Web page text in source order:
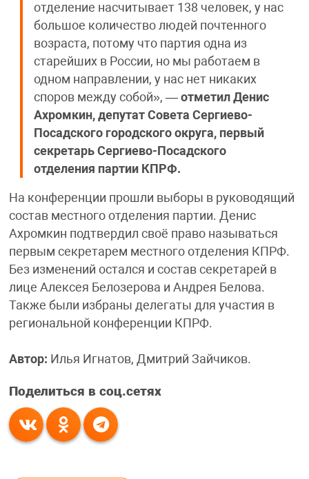
отделение насчитывает 138 человек, у нас
большое количество людей почтенного
возраста, потому что партия одна из
старейших в России, но мы работаем в
одном направлении, у нас нет никаких
споров между собой», — отметил Денис
Ахромкин, депутат Совета Сергиево-
Посадского городского округа, первый
секретарь Сергиево-Посадского
отделения партии КПРФ.
На конференции прошли выборы в руководящий
состав местного отделения партии. Денис
Ахромкин подтвердил своё право называться
первым секретарем местного отделения КПРФ.
Без изменений остался и состав секретарей в
лице Алексея Белозерова и Андрея Белова.
Также были избраны делегаты для участия в
региональной конференции КПРФ.
Автор: Илья Игнатов, Дмитрий Зайчиков.
Поделиться в соц.сетях